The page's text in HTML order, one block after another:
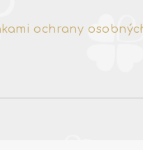
ochrany